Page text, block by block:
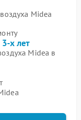
Midea
х лет
Midea в